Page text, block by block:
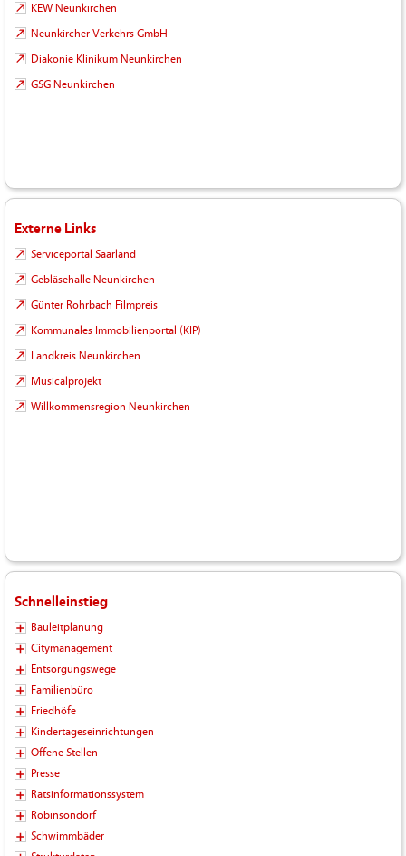
KEW Neunkirchen
Neunkircher Verkehrs GmbH
Diakonie Klinikum Neunkirchen
GSG Neunkirchen
Externe Links
Serviceportal Saarland
Gebläsehalle Neunkirchen
Günter Rohrbach Filmpreis
Kommunales Immobilienportal (KIP)
Landkreis Neunkirchen
Musicalprojekt
Willkommensregion Neunkirchen
Schnelleinstieg
Bauleitplanung
Citymanagement
Entsorgungswege
Familienbüro
Friedhöfe
Kindertageseinrichtungen
Offene Stellen
Presse
Ratsinformationssystem
Robinsondorf
Schwimmbäder